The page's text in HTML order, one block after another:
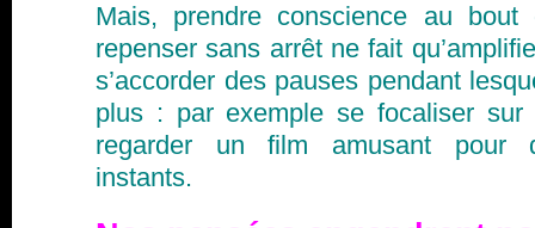
Mais, prendre conscience au bout
repenser sans arrêt ne fait
s’accorder des pauses pendant
plus : par exemple se focaliser
regarder un film amusant pour
instants.